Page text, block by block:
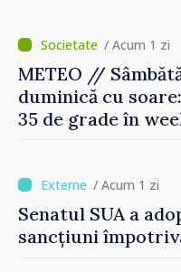
/ Acum 1 zi
METEO //
duminică cu
35 de grade în
/ Acum 1 zi
Senatul SUA a
sancțiuni